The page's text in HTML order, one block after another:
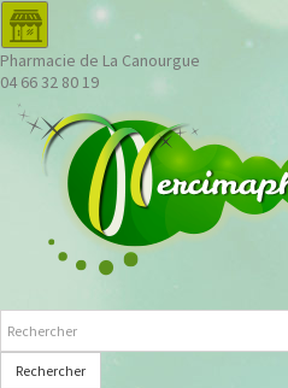
Pharmacie de La Canourgue
04 66 32 80 19
Rechercher